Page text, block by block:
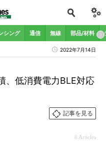
シング 通信 無線 部品/材料
2022年7月14日
、低消費電力BLE対応
記事を見る
6 Articles